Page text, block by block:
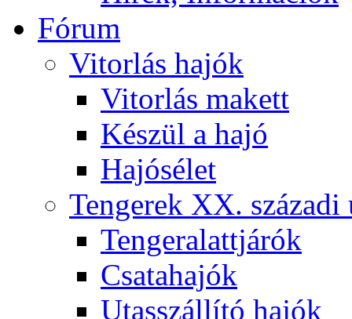
Fórum
Vitorlás hajók
Vitorlás makett
Készül a hajó
Hajósélet
Tengerek XX. századi
Tengeralattjárók
Csatahajók
Utasszállító hajók